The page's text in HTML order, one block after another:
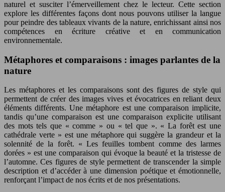
naturel et susciter l’émerveillement chez le lecteur. Cette section
explore les différentes façons dont nous pouvons utiliser la langue
pour peindre des tableaux vivants de la nature, enrichissant ainsi nos
compétences en écriture créative et en communication
environnementale.
Métaphores et comparaisons : images parlantes de la
nature
Les métaphores et les comparaisons sont des figures de style qui
permettent de créer des images vives et évocatrices en reliant deux
éléments différents. Une métaphore est une comparaison implicite,
tandis qu’une comparaison est une comparaison explicite utilisant
des mots tels que « comme » ou « tel que ». « La forêt est une
cathédrale verte » est une métaphore qui suggère la grandeur et la
solennité de la forêt. « Les feuilles tombent comme des larmes
dorées » est une comparaison qui évoque la beauté et la tristesse de
l’automne. Ces figures de style permettent de transcender la simple
description et d’accéder à une dimension poétique et émotionnelle,
renforçant l’impact de nos écrits et de nos présentations.